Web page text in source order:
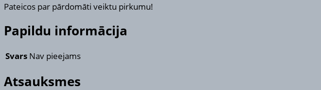
Pateicos par pārdomāti veiktu pirkumu!
Papildu informācija
Svars Nav pieejams
Atsauksmes